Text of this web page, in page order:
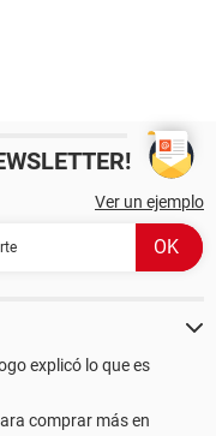
Ver un ejemplo
explicó lo que es
comprar más en